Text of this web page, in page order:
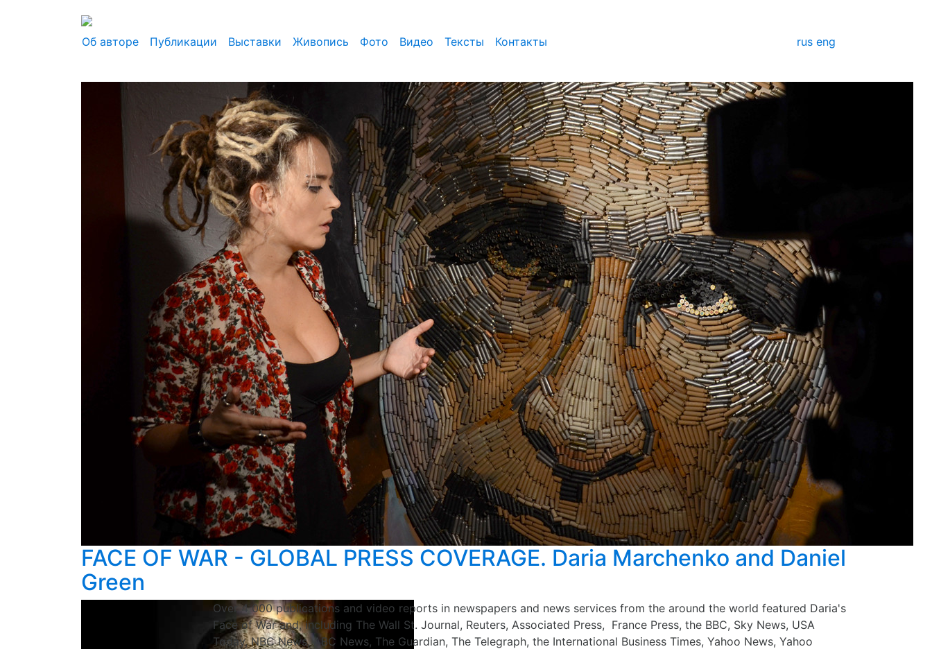
Jump to navigation
Об авторе
Публикации Выставки Живопись Фото Видео Тексты Контакты rus eng
FACE OF WAR - GLOBAL PRESS COVERAGE. Daria Marchenko and Daniel
Green
Over 4 000 publications and video reports in newspapers and news services from the around the world featured Daria's
Face of War and, including The Wall St. Journal, Reuters, Associated Press, France Press, the BBC, Sky News, USA
Today, NBC News, ABC News, The Guardian, The Telegraph, the International Business Times, Yahoo News, Yahoo